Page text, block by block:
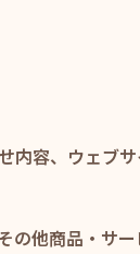
内容、ウェブ
の他商品・サ